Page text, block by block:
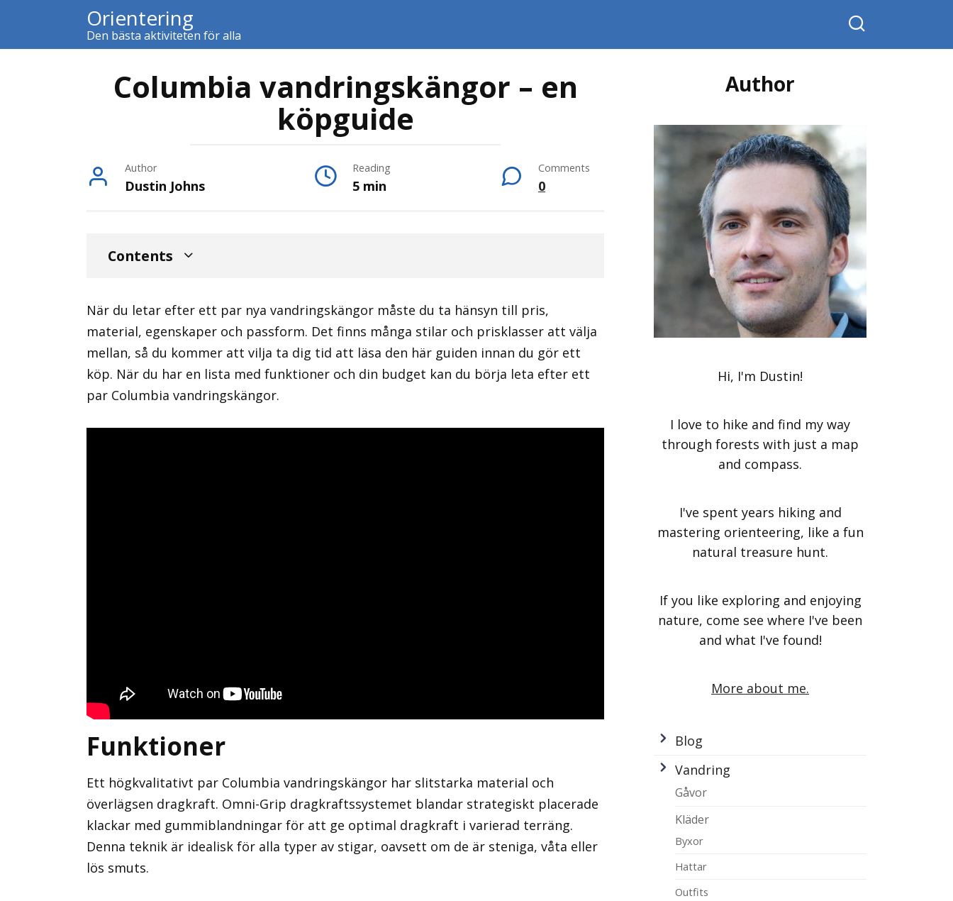
content
Orientering
Den bästa aktiviteten för alla
Columbia vandringskängor – en
köpguide
Author
Dustin Johns
Reading
5 min
Comments
0
Contents
När du letar efter ett par nya vandringskängor måste du ta hänsyn till pris,
material, egenskaper och passform. Det finns många stilar och prisklasser att välja
mellan, så du kommer att vilja ta dig tid att läsa den här guiden innan du gör ett
köp. När du har en lista med funktioner och din budget kan du börja leta efter ett
par Columbia vandringskängor.
Funktioner
Ett högkvalitativt par Columbia vandringskängor har slitstarka material och
överlägsen dragkraft. Omni-Grip dragkraftssystemet blandar strategiskt placerade
klackar med gummiblandningar för att ge optimal dragkraft i varierad terräng.
Denna teknik är idealisk för alla typer av stigar, oavsett om de är steniga, våta eller
lös smuts.
Author
Hi, I'm Dustin!
I love to hike and find my way
through forests with just a map
and compass.
I've spent years hiking and
mastering orienteering, like a fun
natural treasure hunt.
If you like exploring and enjoying
nature, come see where I've been
and what I've found!
More about me.
Blog
Vandring
Gåvor
Kläder
Byxor
Hattar
Outfits